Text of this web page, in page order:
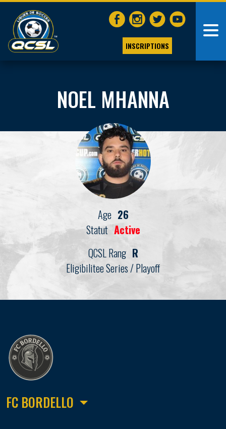
INSCRIPTIONS
NOEL MHANNA
Age 26
Statut Active
QCSL Rang R
Eligibilitee Series / Playoff
FC BORDELLO